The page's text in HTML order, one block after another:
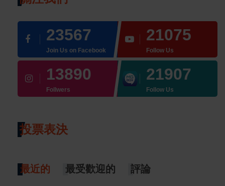
23567
Join Us on Facebook
21075
Follow Us
13890
Follwers
21907
Follow Us
投票表決
最近的 最受歡迎的 評論